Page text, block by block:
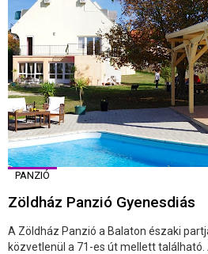
PANZIÓ
Zöldház Panzió Gyenesdiás
A Zöldház Panzió a Balaton északi
közvetlenül a 71-es út mellett